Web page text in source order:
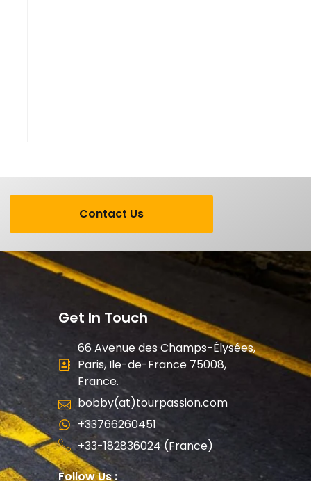
Contact Us
Get In Touch
66 Avenue des Champs-Élysées,
Paris, Ile-de-France 75008,
France.
bobby(at)tourpassion.com
+33766260451
+33-182836024 (France)
Follow Us :